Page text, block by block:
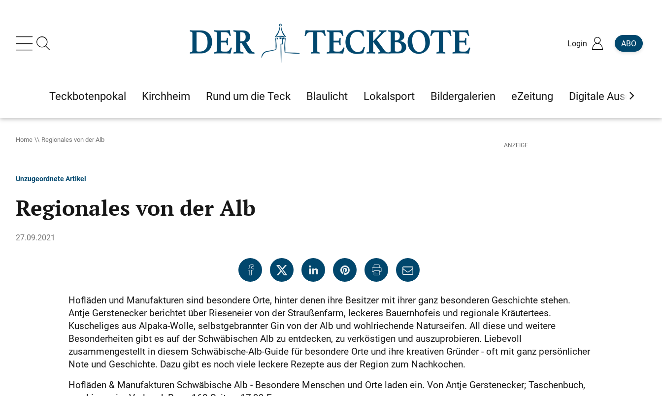
Login ABO
Teckbotenpokal Kirchheim Rund um die Teck Blaulicht Lokalsport Bildergalerien eZeitung Digitale Ausgaben
Home Regionales von der Alb
Unzugeordnete Artikel
Regionales von der Alb
27.09.2021
Hofläden und Manufakturen sind besondere Orte, hinter denen ihre Besitzer mit ihrer ganz besonderen Geschichte stehen.
Antje Gerstenecker berichtet über Rieseneier von der Straußenfarm, leckeres Bauernhofeis und regionale Kräutertees.
Kuscheliges aus Alpaka-Wolle, selbstgebrannter Gin von der Alb und wohlriechende Naturseifen. All diese und weitere
Besonderheiten gibt es auf der Schwäbischen Alb zu entdecken, zu verköstigen und auszuprobieren. Liebevoll
zusammengestellt in diesem Schwäbische-Alb-Guide für besondere Orte und ihre kreativen Gründer - oft mit ganz persönlicher
Note und Geschichte. Dazu gibt es noch viele leckere Rezepte aus der Region zum Nachkochen.
Hofläden & Manufakturen Schwäbische Alb ‒ Besondere Menschen und Orte laden ein. Von Antje Gers­tenecker; Taschenbuch,